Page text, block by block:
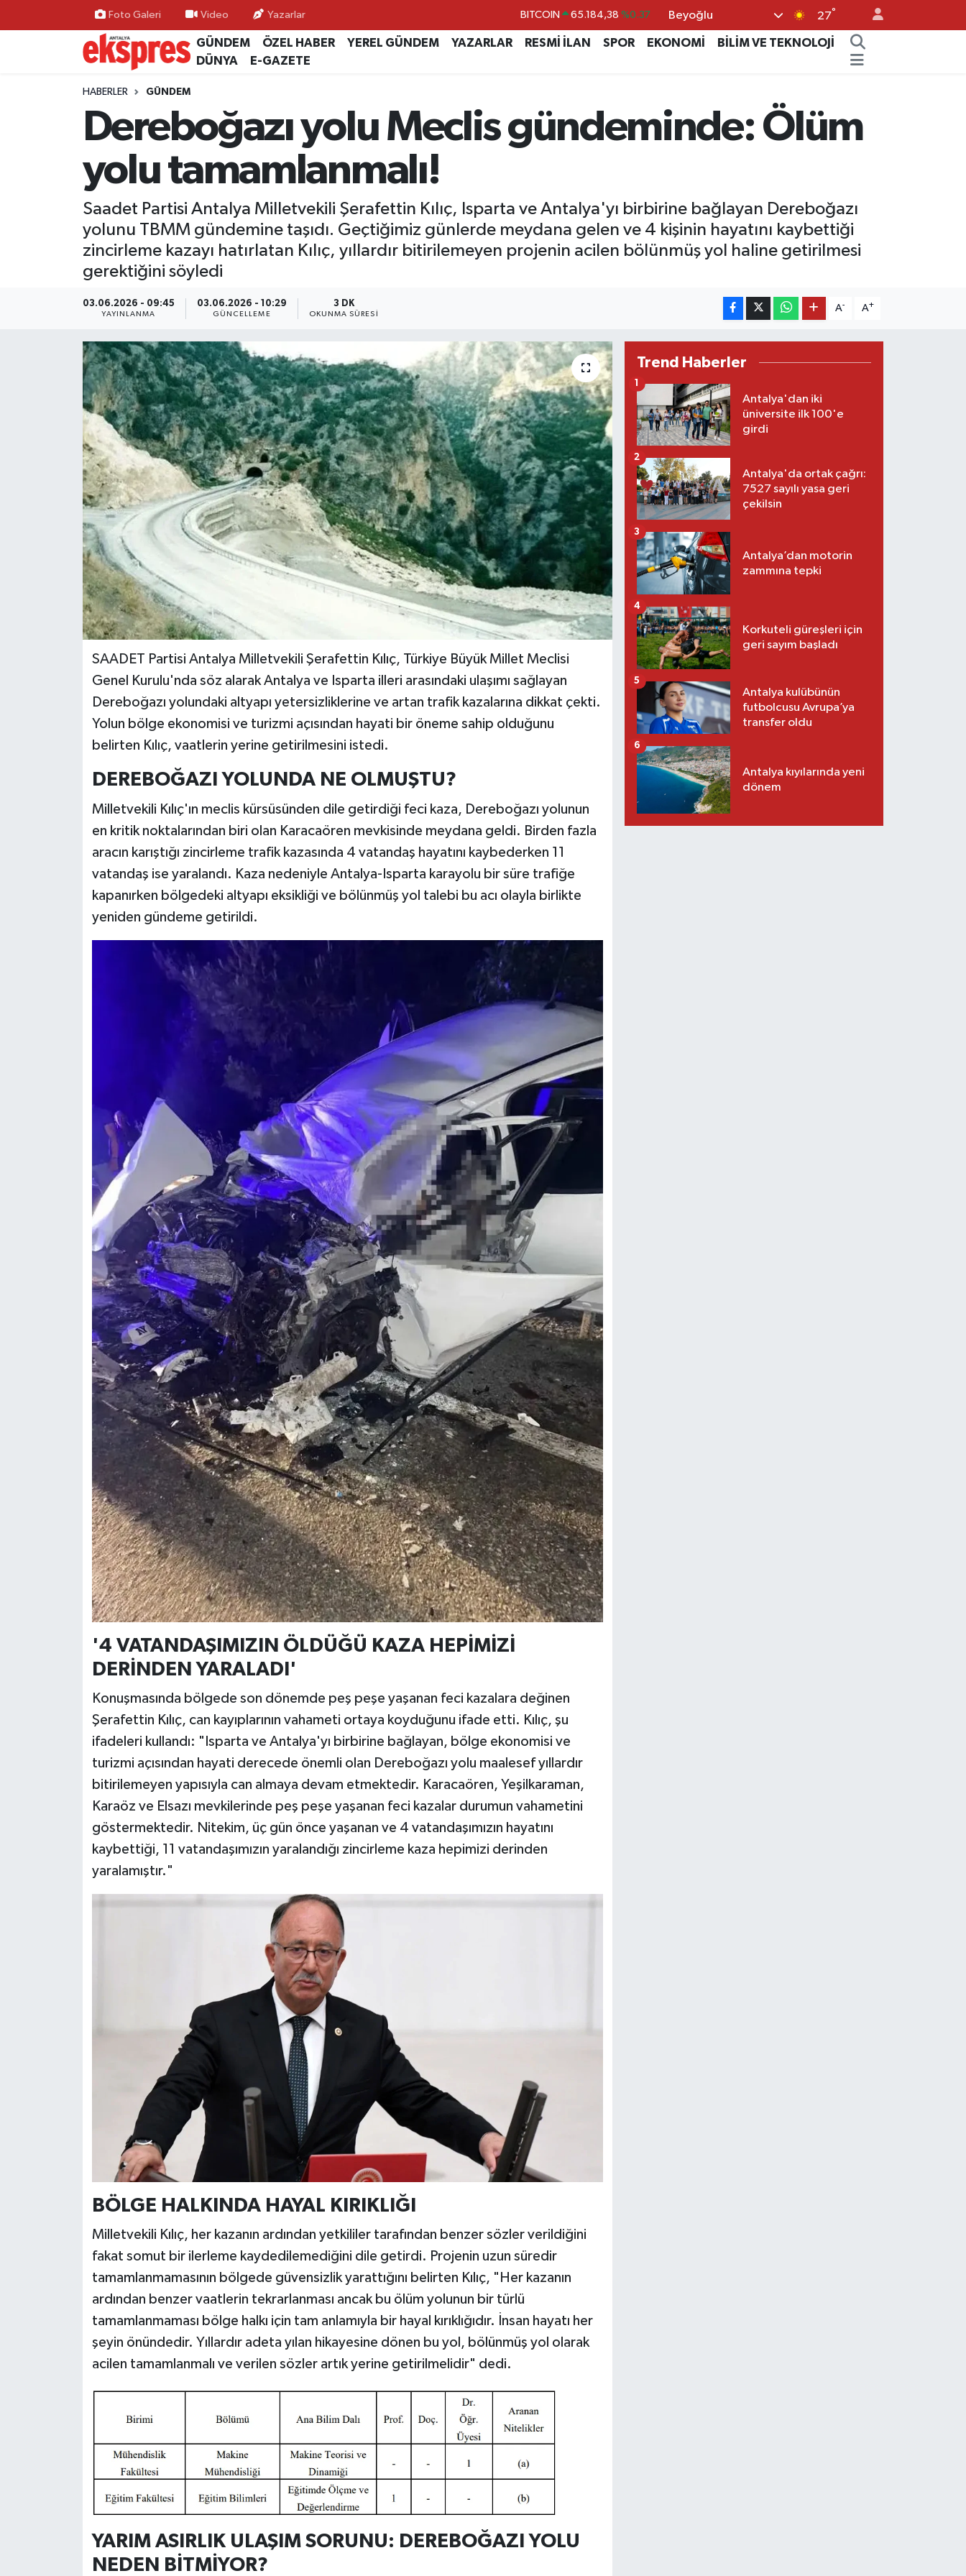
Foto Galeri Video Yazarlar DOLAR 47,7239 %0.01
EURO 55,1823 %-0.06
BİST100 13.779 %-14
BITCOIN 65.184,38
Beyoğlu 27°
GÜNDEM ÖZEL HABER YEREL GÜNDEM YAZARLAR RESMİ İLAN SPOR EKONOMİ
BİLİM VE TEKNOLOJİ
DÜNYA
E-GAZETE
HABERLER GÜNDEM
Dereboğazı yolu Meclis gündeminde: Ölüm
yolu tamamlanmalı!
Saadet Partisi Antalya Milletvekili Şerafettin Kılıç, Isparta ve Antalya'yı birbirine bağlayan Dereboğazı
yolunu TBMM gündemine taşıdı. Geçtiğimiz günlerde meydana gelen ve 4 kişinin hayatını kaybettiği
zincirleme kazayı hatırlatan Kılıç, yıllardır bitirilemeyen projenin acilen bölünmüş yol haline getirilmesi
gerektiğini söyledi
03.06.2026 - 09:45
YAYINLANMA
03.06.2026 - 10:29
GÜNCELLEME
3 DK
OKUNMA SÜRESI
A- A+
SAADET Partisi Antalya Milletvekili Şerafettin Kılıç, Türkiye Büyük Millet Meclisi
Genel Kurulu'nda söz alarak Antalya ve Isparta illeri arasındaki ulaşımı sağlayan
Dereboğazı yolundaki altyapı yetersizliklerine ve artan trafik kazalarına dikkat çekti.
Yolun bölge ekonomisi ve turizmi açısından hayati bir öneme sahip olduğunu
belirten Kılıç, vaatlerin yerine getirilmesini istedi.
DEREBOĞAZI YOLUNDA NE OLMUŞTU?
Milletvekili Kılıç'ın meclis kürsüsünden dile getirdiği feci kaza, Dereboğazı yolunun
en kritik noktalarından biri olan Karacaören mevkisinde meydana geldi. Birden fazla
aracın karıştığı zincirleme trafik kazasında 4 vatandaş hayatını kaybederken 11
vatandaş ise yaralandı. Kaza nedeniyle Antalya-Isparta karayolu bir süre trafiğe
kapanırken bölgedeki altyapı eksikliği ve bölünmüş yol talebi bu acı olayla birlikte
yeniden gündeme getirildi.
'4 VATANDAŞIMIZIN ÖLDÜĞÜ KAZA HEPİMİZİ
DERİNDEN YARALADI'
Konuşmasında bölgede son dönemde peş peşe yaşanan feci kazalara değinen
Şerafettin Kılıç, can kayıplarının vahameti ortaya koyduğunu ifade etti. Kılıç, şu
ifadeleri kullandı: "Isparta ve Antalya'yı birbirine bağlayan, bölge ekonomisi ve
turizmi açısından hayati derecede önemli olan Dereboğazı yolu maalesef yıllardır
bitirilemeyen yapısıyla can almaya devam etmektedir. Karacaören, Yeşilkaraman,
Karaöz ve Elsazı mevkilerinde peş peşe yaşanan feci kazalar durumun vahametini
göstermektedir. Nitekim, üç gün önce yaşanan ve 4 vatandaşımızın hayatını
kaybettiği, 11 vatandaşımızın yaralandığı zincirleme kaza hepimizi derinden
yaralamıştır."
BÖLGE HALKINDA HAYAL KIRIKLIĞI
Milletvekili Kılıç, her kazanın ardından yetkililer tarafından benzer sözler verildiğini
fakat somut bir ilerleme kaydedilemediğini dile getirdi. Projenin uzun süredir
tamamlanmamasının bölgede güvensizlik yarattığını belirten Kılıç, "Her kazanın
ardından benzer vaatlerin tekrarlanması ancak bu ölüm yolunun bir türlü
tamamlanmaması bölge halkı için tam anlamıyla bir hayal kırıklığıdır. İnsan hayatı her
şeyin önündedir. Yıllardır adeta yılan hikayesine dönen bu yol, bölünmüş yol olarak
acilen tamamlanmalı ve verilen sözler artık yerine getirilmelidir" dedi.
YARIM ASIRLIK ULAŞIM SORUNU: DEREBOĞAZI YOLU
NEDEN BİTMİYOR?
Trend Haberler
Antalya'dan iki
üniversite ilk 100'e
girdi
1
Antalya'da ortak çağrı:
7527 sayılı yasa geri
çekilsin
2
Antalya’dan motorin
zammına tepki
3
Korkuteli güreşleri için
geri sayım başladı
4
Antalya kulübünün
futbolcusu Avrupa’ya
transfer oldu
5
Antalya kıyılarında yeni
dönem
6
ÖZEL HABER
GÜNDEM
YEREL GÜNDEM
EKONOMİ
KÜLTÜR - SANAT
SİYASET
EĞİTİM
TURİZM
RÖPORTAJ
VİDEO HABERLER
YAZARLAR
RESMİ İLAN
MAGAZİN
Nöbetçi Eczaneler
Hava Durumu
Trafik Durumu
Süper Lig Puan Durumu ve Fikstür
Tüm Manşetler
Son Dakika Haberleri
Haber Arşivi